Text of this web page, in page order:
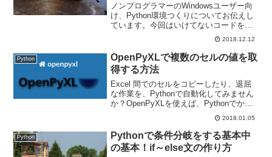
ノンプログラマーのWindowsユーザー向
け、Python環境つくりについてお伝えし
ています。今回はいけてないコードを発
見して改善してくれるPyCharmのコード
チェック＆補正機能についてお伝えしま
す。
2018.12.12
Python
OpenPyXLで複数のセルの値を取
得する方法
Excel 間でのセルをコピーしたり、退屈
な作業を、Pythonで自動化してみません
か？OpenPyXLを使えば、Pythonでかん
たんにExcel 作業を実現できます。本記
事では、OpenPyXLで複数のセルの値を
取得する方法をご紹介します！
2018.01.05
Python
Pythonで条件分岐をする基本中
の基本！if～else文の作り方